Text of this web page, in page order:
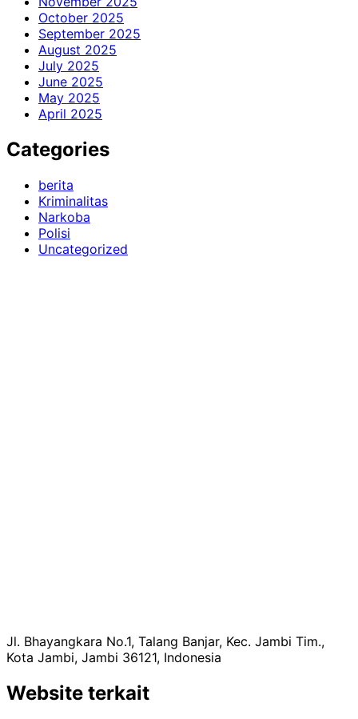
October 2025
September 2025
August 2025
July 2025
June 2025
May 2025
April 2025
Categories
berita
Kriminalitas
Narkoba
Polisi
Uncategorized
Jl. Bhayangkara No.1, Talang Banjar, Kec. Jambi Tim.,
Kota Jambi, Jambi 36121, Indonesia
Website terkait